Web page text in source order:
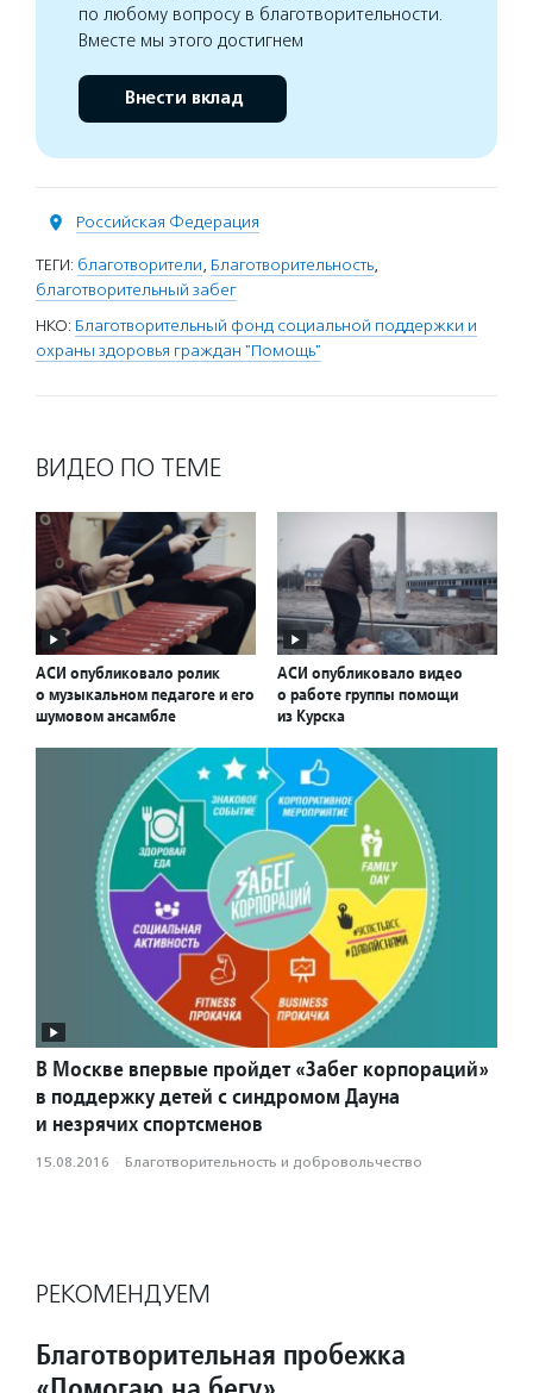
по любому вопросу в благотворительности.
Вместе мы этого достигнем
Внести вклад
Российская Федерация
ТЕГИ: благотворители, Благотворительность,
благотворительный забег
НКО: Благотворительный фонд социальной поддержки и
охраны здоровья граждан "Помощь"
ВИДЕО ПО ТЕМЕ
АСИ опубликовало ролик
о музыкальном педагоге и его
шумовом ансамбле
АСИ опубликовало видео
о работе группы помощи
из Курска
В Москве впервые пройдет «Забег корпораций»
в поддержку детей с синдромом Дауна
и незрячих спортсменов
15.08.2016 · Благотвори­тель­ность и доброволь­чест­во
РЕКОМЕНДУЕМ
Благотворительная пробежка